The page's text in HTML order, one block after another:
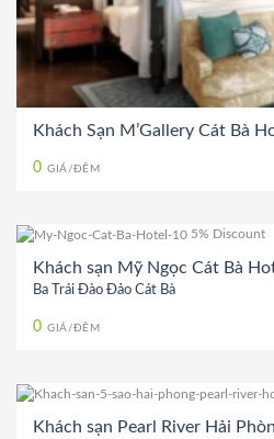
Khách Sạn M’Gallery Cát Bà
0 GIÁ/ĐÊM
5% Discount
Khách sạn Mỹ Ngọc Cát Bà
Ba Trái Đào Đảo Cát Bà
0 GIÁ/ĐÊM
Khách sạn Pearl River Hải